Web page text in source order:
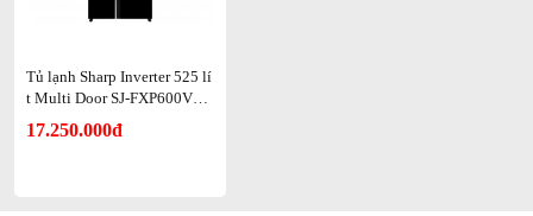
Tủ lạnh Sharp Inverter 525 lí
t Multi Door SJ-FXP600VG-
BK
17.250.000đ